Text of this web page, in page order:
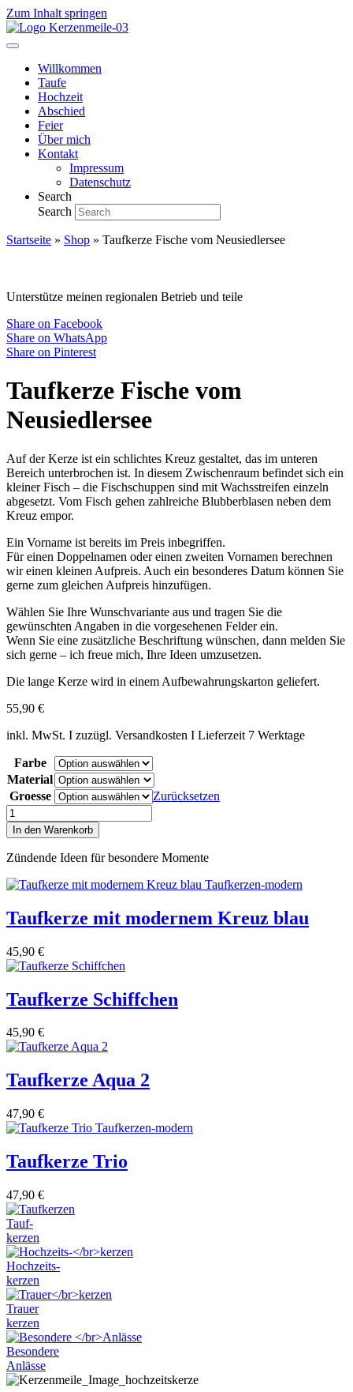
Zum Inhalt springen
Willkommen
Taufe
Hochzeit
Abschied
Feier
Über mich
Kontakt
Impressum
Datenschutz
Search
Search
Startseite » Shop » Taufkerze Fische vom Neusiedlersee
Unterstütze meinen regionalen Betrieb und teile
Share on Facebook
Share on WhatsApp
Share on Pinterest
Taufkerze Fische vom
Neusiedlersee
Auf der Kerze ist ein schlichtes Kreuz gestaltet, das im unteren
Bereich unterbrochen ist. In diesem Zwischenraum befindet sich ein
kleiner Fisch – die Fischschuppen sind mit Wachsstreifen einzeln
abgesetzt. Vom Fisch gehen zahlreiche Blubberblasen neben dem
Kreuz empor.
Ein Vorname ist bereits im Preis inbegriffen.
Für einen Doppelnamen oder einen zweiten Vornamen berechnen
wir einen kleinen Aufpreis. Auch ein besonderes Datum können Sie
gerne zum gleichen Aufpreis hinzufügen.
Wählen Sie Ihre Wunschvariante aus und tragen Sie die
gewünschten Angaben in die vorgesehenen Felder ein.
Wenn Sie eine zusätzliche Beschriftung wünschen, dann melden Sie
sich gerne – ich freue mich, Ihre Ideen umzusetzen.
Die lange Kerze wird in einem Aufbewahrungskarton geliefert.
55,90 €
inkl. MwSt. I zuzügl. Versandkosten I Lieferzeit 7 Werktage
Farbe
Material
Groesse
Zurücksetzen
Taufkerze
Fische
vom
Neusiedlersee
In den Warenkorb
Zündende Ideen für besondere Momente
Taufkerze mit modernem Kreuz blau
45,90 €
Taufkerze Schiffchen
45,90 €
Taufkerze Aqua 2
47,90 €
Taufkerze Trio
47,90 €
Tauf-
kerzen
Hochzeits-
kerzen
Trauer
kerzen
Besondere
Anlässe